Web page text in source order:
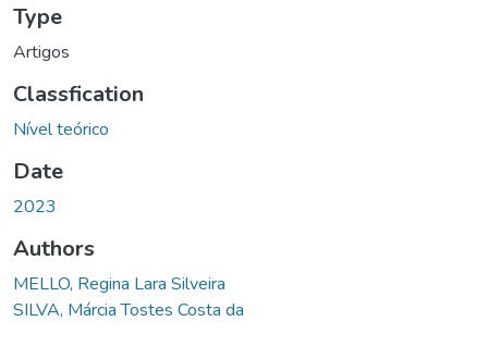
Type
Artigos
Classfication
Nível teórico
Date
2023
Authors
MELLO, Regina Lara Silveira
SILVA, Márcia Tostes Costa da